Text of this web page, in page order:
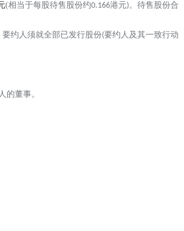
(相当于每股待售股份约0.166港元)。待售股份合
要约人须就全部已发行股份(要约人及其一致行动
的董事。